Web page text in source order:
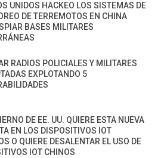
UNIDOS HACKEO LOS SISTEMAS DE
DE TERREMOTOS EN CHINA
BASES MILITARES
RADIOS POLICIALES Y MILITARES
EXPLOTANDO 5
DE EE. UU. QUIERE ESTA NUEVA
EN LOS DISPOSITIVOS IOT
O QUIERE DESALENTAR EL USO DE
IOT CHINOS